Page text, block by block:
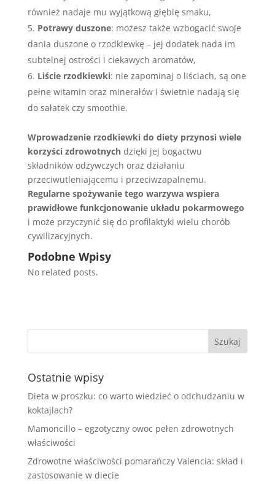
również nadaje mu wyjątkową głębię smaku,
Potrawy duszone: możesz także wzbogacić swoje
dania duszone o rzodkiewkę – jej dodatek nada im
subtelnej ostrości i ciekawych aromatów,
Liście rzodkiewki: nie zapominaj o liściach, są one
pełne witamin oraz minerałów i świetnie nadają się
do sałatek czy smoothie.
Wprowadzenie rzodkiewki do diety przynosi wiele
korzyści zdrowotnychdzięki jej bogactwu
składników odżywczych oraz działaniu
przeciwutleniającemu i przeciwzapalnemu.
Regularne spożywanie tego warzywa wspiera
prawidłowe funkcjonowanie układu pokarmowego
i może przyczynić się do profilaktyki wielu chorób
cywilizacyjnych.
Podobne Wpisy
No related posts.
Ostatnie wpisy
Dieta w proszku: co warto wiedzieć o odchudzaniu w
koktajlach?
Mamoncillo – egzotyczny owoc pełen zdrowotnych
właściwości
Zdrowotne właściwości pomarańczy Valencia: skład i
zastosowanie w diecie